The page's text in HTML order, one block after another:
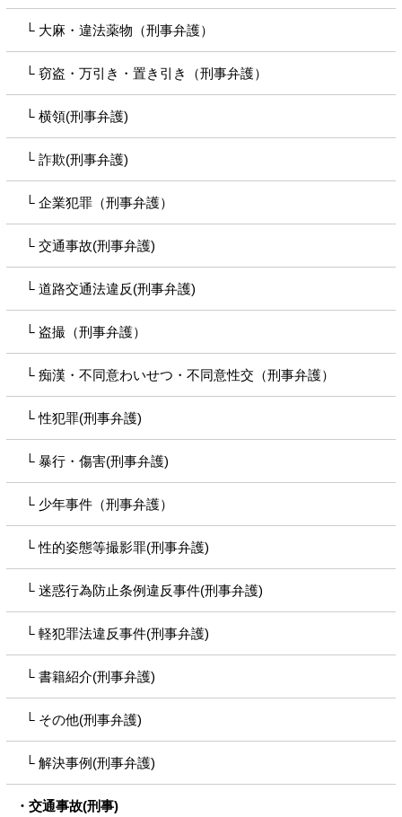
大麻・違法薬物（刑事弁護）
窃盗・万引き・置き引き（刑事弁護）
横領(刑事弁護)
詐欺(刑事弁護)
企業犯罪（刑事弁護）
交通事故(刑事弁護)
道路交通法違反(刑事弁護)
盗撮（刑事弁護）
痴漢・不同意わいせつ・不同意性交（刑事弁護）
性犯罪(刑事弁護)
暴行・傷害(刑事弁護)
少年事件（刑事弁護）
性的姿態等撮影罪(刑事弁護)
迷惑行為防止条例違反事件(刑事弁護)
軽犯罪法違反事件(刑事弁護)
書籍紹介(刑事弁護)
その他(刑事弁護)
解決事例(刑事弁護)
交通事故(刑事)